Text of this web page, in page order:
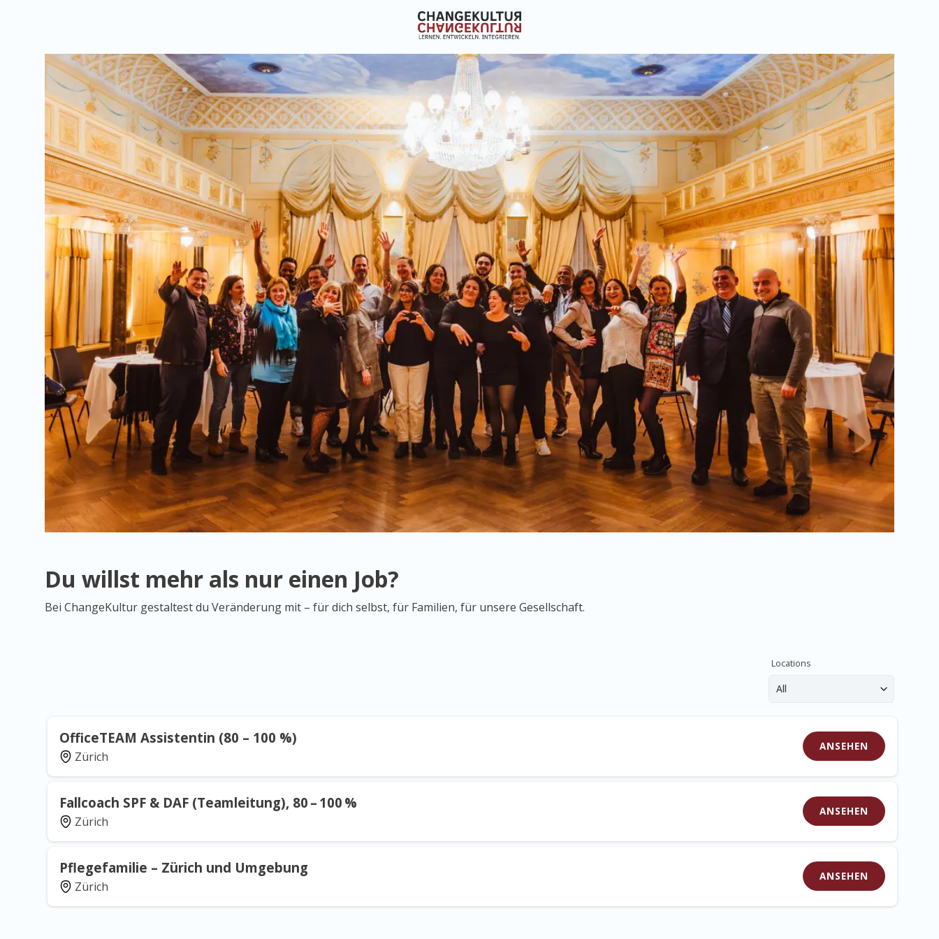
Du willst mehr als nur einen Job?
Bei ChangeKultur gestaltest du Veränderung mit – für dich selbst, für Familien, für unsere Gesellschaft.
Locations
All
OfficeTEAM Assistentin (80 – 100 %)
Zürich
ANSEHEN
Fallcoach SPF & DAF (Teamleitung), 80 – 100 %
Zürich
ANSEHEN
Pflegefamilie – Zürich und Umgebung
Zürich
ANSEHEN